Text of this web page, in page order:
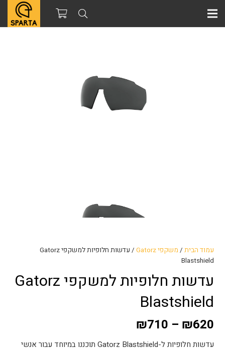
עמוד הבית / משקפי Gatorz
/ עדשות חלופיות למשקפי Gatorz
Blastshield
עדשות חלופיות למשקפי Gatorz
Blastshield
₪620
–
₪710
עדשות חלופיות ל-Gatorz Blastshield תוכננו במיוחד עבור אנשי